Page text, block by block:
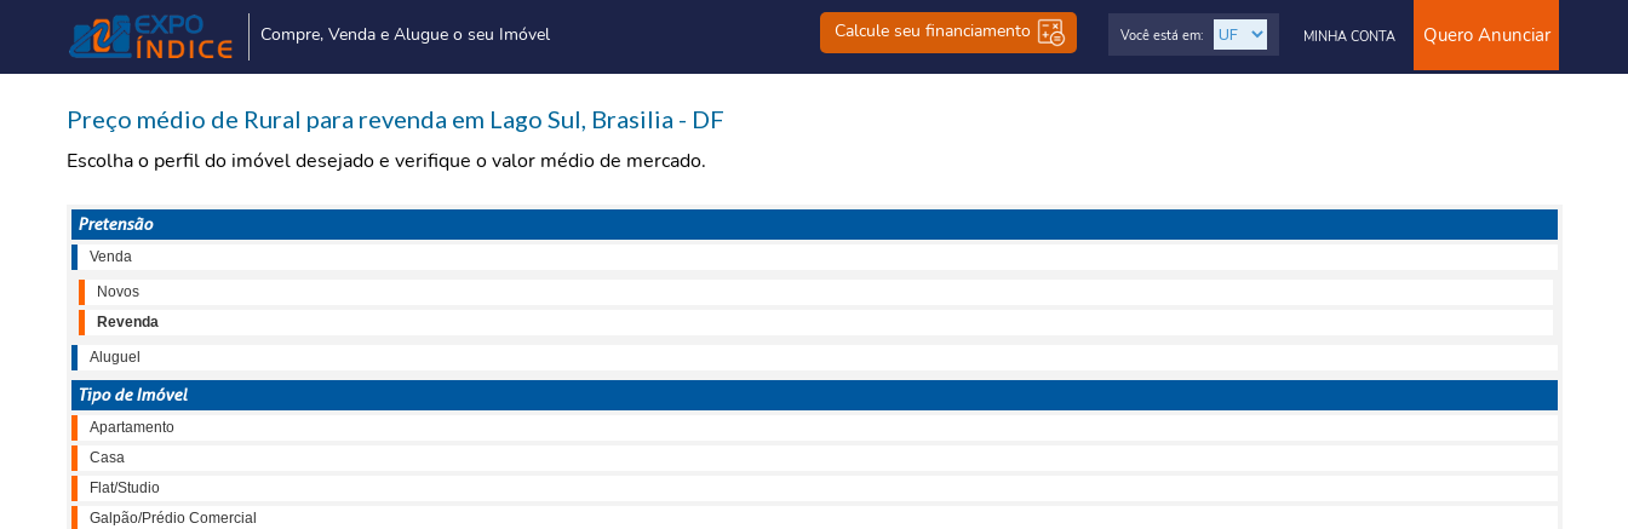
Compre, Venda e Alugue o seu Imóvel Calcule seu financiamento Quero Anunciar
MINHA CONTA
Você está em:
Preço médio de Rural para revenda em Lago Sul, Brasilia - DF
Escolha o perfil do imóvel desejado e verifique o valor médio de mercado.
Pretensão
Venda
Novos
Revenda
Aluguel
Tipo de Imóvel
Apartamento
Casa
Flat/Studio
Galpão/Prédio Comercial